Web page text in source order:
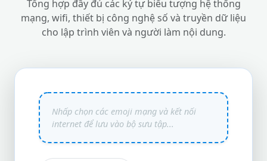
Tổng hợp đầy đủ các ký tự biểu tượng hệ thống
mạng, wifi, thiết bị công nghệ số và truyền dữ liệu
cho lập trình viên và người làm nội dung.